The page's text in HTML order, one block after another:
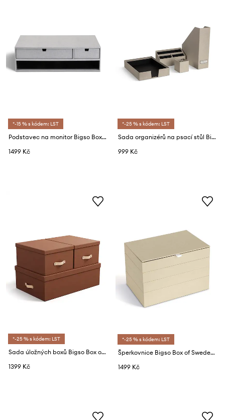
*-15 % s kódem: LST
Podstavec na monitor Bigso Box of Sweden
1499 Kč
*-25 % s kódem: LST
Sada organizérů na psací stůl Bigso Box of Sweden
999 Kč
*-25 % s kódem: LST
Sada úložných boxů Bigso Box of Sweden 3-pack
1399 Kč
*-25 % s kódem: LST
Šperkovnice Bigso Box of Sweden Precious 4-pack
1499 Kč